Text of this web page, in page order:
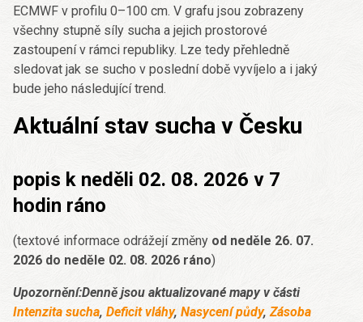
ECMWF v profilu 0–100 cm. V grafu jsou zobrazeny
všechny stupně síly sucha a jejich prostorové
zastoupení v rámci republiky. Lze tedy přehledně
sledovat jak se sucho v poslední době vyvíjelo a i jaký
bude jeho následující trend.
Aktuální stav sucha v Česku
popis k neděli 02. 08. 2026 v 7
hodin ráno
(textové informace odrážejí změny od neděle 26. 07.
2026 do neděle 02. 08. 2026 ráno)
Upozornění:Denně jsou aktualizované mapy v části
Intenzita sucha, Deficit vláhy, Nasycení půdy, Zásoba